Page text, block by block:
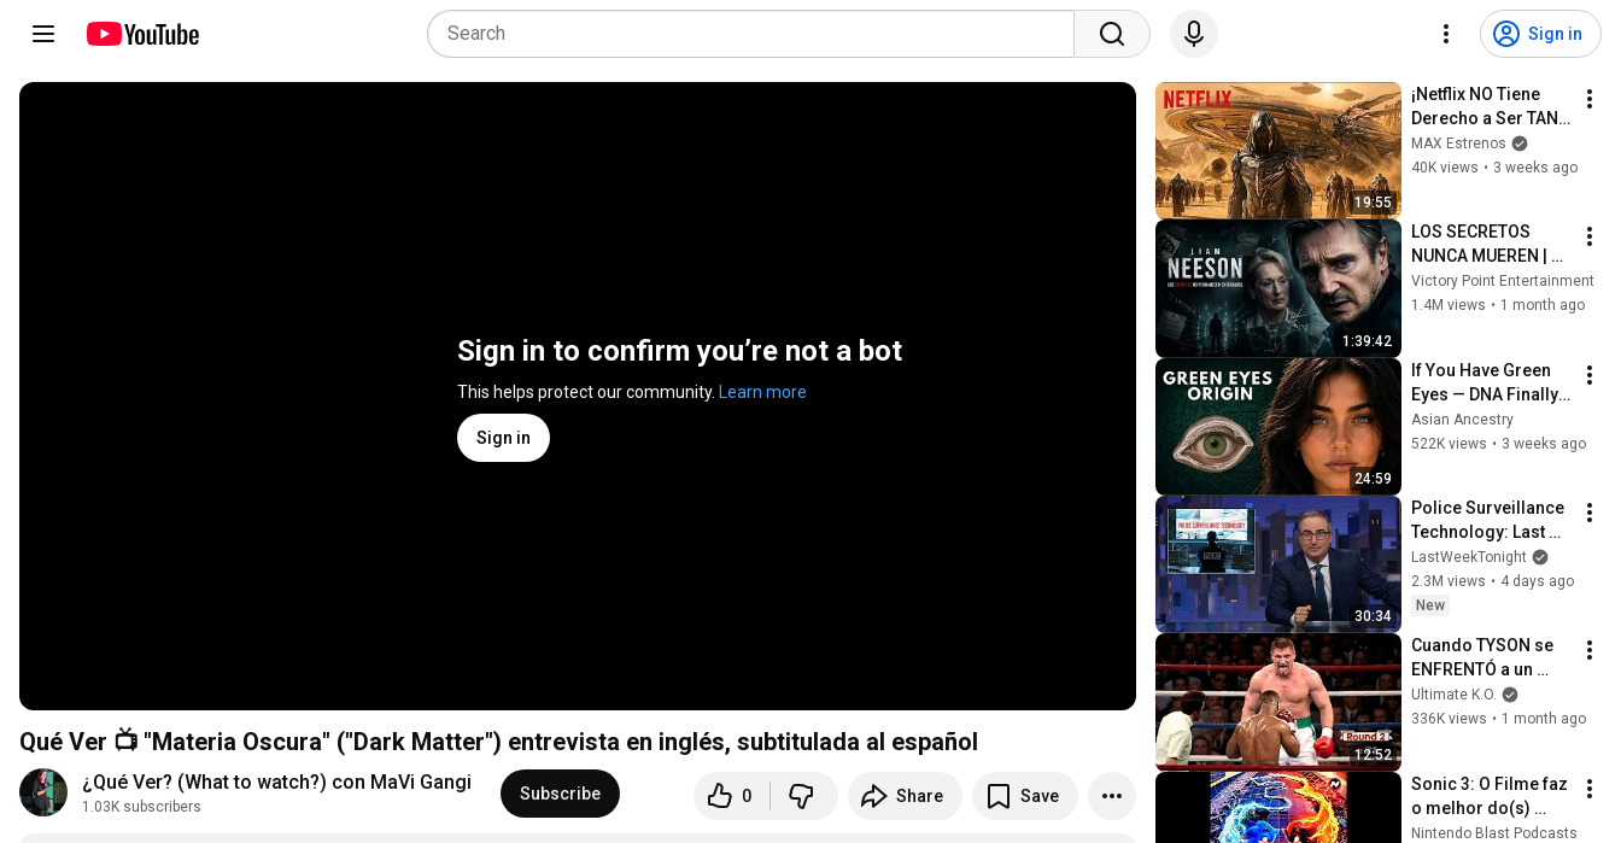
Sign in
Sign in to confirm you’re not a bot
This helps protect our community. Learn more
Sign in
Qué Ver 📺 "Materia Oscura" ("Dark Matter") entrevista en inglés, subtitulada al español
¿Qué Ver? (What to watch?) con MaVi Gangi
1.03K subscribers
Subscribe 0 Share Save
19:55
¡Netflix NO Tiene
Derecho a Ser TAN
BUENO en Ciencia
Ficción! | 15 Series
MAX Estrenos
40K views • 3 weeks ago
1:39:42
LOS SECRETOS
NUNCA MUEREN |
Película Completa
de Suspenso y
Victory Point Entertainment
1.4M views • 1 month ago
24:59
If You Have Green
Eyes — DNA Finally
Revealed Where
They Really Come
Asian Ancestry
522K views • 3 weeks ago
30:34
Police Surveillance
Technology: Last
Week Tonight with
John Oliver (HBO)
LastWeekTonight
2.3M views • 4 days ago
New
12:52
Cuando TYSON se
ENFRENTÓ a un
PSICÓPATA POLACO
de casi 2 METROS
Ultimate K.O.
336K views • 1 month ago
Sonic 3: O Filme faz
o melhor do(s)
ouriço(s) na telona
Nintendo Blast Podcasts